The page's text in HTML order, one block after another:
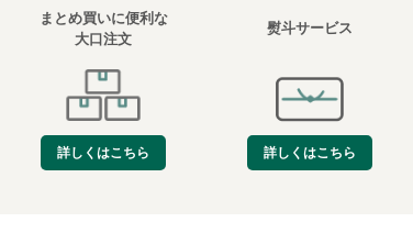
まとめ買いに便利な
大口注文
詳しくはこちら
熨斗サービス
詳しくはこちら